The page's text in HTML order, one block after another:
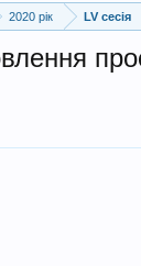
2020 рік LV сесія